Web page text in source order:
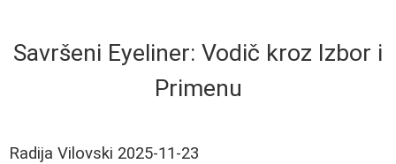
Savršeni Eyeliner: Vodič kroz Izbor i
Primenu
Radija Vilovski 2025-11-23